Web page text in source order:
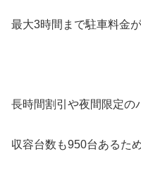
最大3時間まで駐車料金
長時間割引や夜間限定の
収容台数も950台あるた